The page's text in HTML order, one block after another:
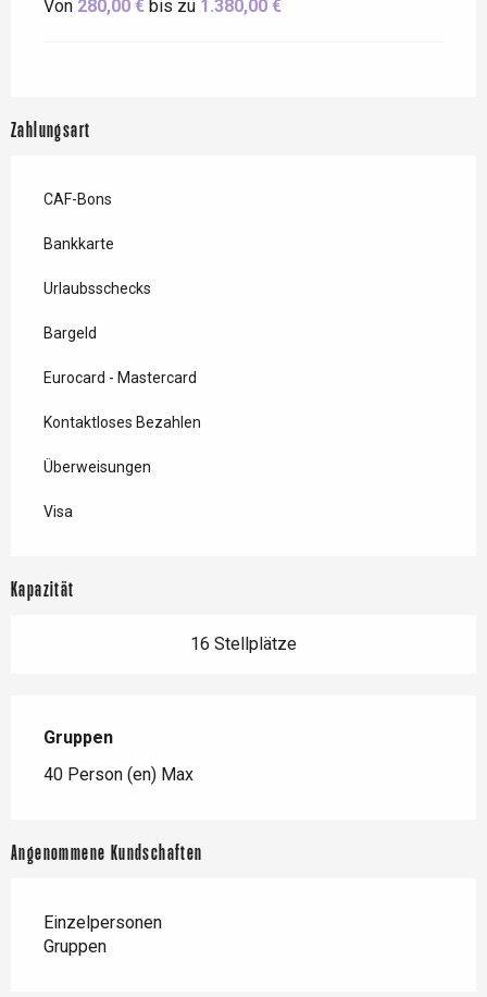
Von 280,00 € bis zu 1.380,00 €
Zahlungsart
CAF-Bons
Bankkarte
Urlaubsschecks
Bargeld
Eurocard - Mastercard
Kontaktloses Bezahlen
Überweisungen
Visa
Kapazität
16 Stellplätze
Gruppen
Gruppen
40 Person (en) Max
Angenommene Kundschaften
Einzelpersonen
Gruppen